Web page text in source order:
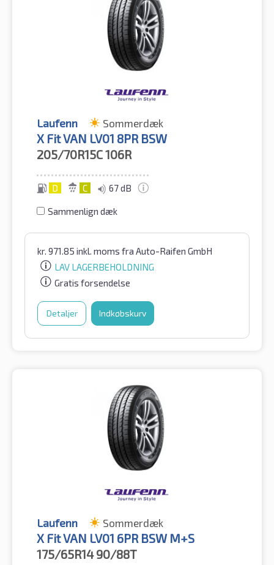
Laufenn Sommerdæk
X Fit VAN LV01 8PR BSW
205/70R15C106R
D C 67 dB
Sammenlign dæk
kr. 971.85 inkl. moms fra Auto-Raifen GmbH
LAV LAGERBEHOLDNING
Gratis forsendelse
Detaljer Indkøbskurv
Laufenn Sommerdæk
X Fit VAN LV01 6PR BSW M+S
175/65R14 90/88T